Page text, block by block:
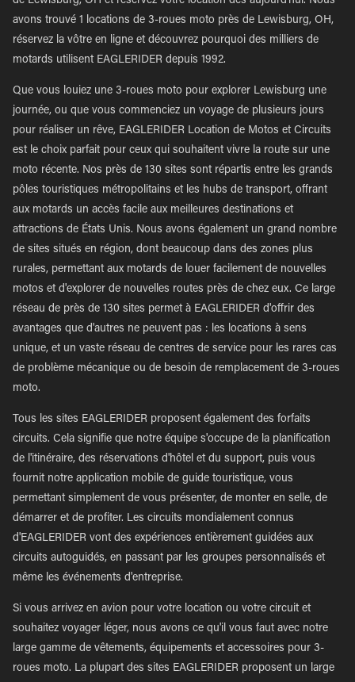
avons trouvé 1 locations de 3-roues moto près de Lewisburg, OH,
réservez la vôtre en ligne et découvrez pourquoi des milliers de
motards utilisent EAGLERIDER depuis 1992.
Que vous louiez une 3-roues moto pour explorer Lewisburg une
journée, ou que vous commenciez un voyage de plusieurs jours
pour réaliser un rêve, EAGLERIDER Location de Motos et Circuits
est le choix parfait pour ceux qui souhaitent vivre la route sur une
moto récente. Nos près de 130 sites sont répartis entre les grands
pôles touristiques métropolitains et les hubs de transport, offrant
aux motards un accès facile aux meilleures destinations et
attractions de États Unis. Nous avons également un grand nombre
de sites situés en région, dont beaucoup dans des zones plus
rurales, permettant aux motards de louer facilement de nouvelles
motos et d'explorer de nouvelles routes près de chez eux. Ce large
réseau de près de 130 sites permet à EAGLERIDER d'offrir des
avantages que d'autres ne peuvent pas : les locations à sens
unique, et un vaste réseau de centres de service pour les rares cas
de problème mécanique ou de besoin de remplacement de 3-roues
moto.
Tous les sites EAGLERIDER proposent également des forfaits
circuits. Cela signifie que notre équipe s'occupe de la planification
de l'itinéraire, des réservations d'hôtel et du support, puis vous
fournit notre application mobile de guide touristique, vous
permettant simplement de vous présenter, de monter en selle, de
démarrer et de profiter. Les circuits mondialement connus
d'EAGLERIDER vont des expériences entièrement guidées aux
circuits autoguidés, en passant par les groupes personnalisés et
même les événements d'entreprise.
Si vous arrivez en avion pour votre location ou votre circuit et
souhaitez voyager léger, nous avons ce qu'il vous faut avec notre
large gamme de vêtements, équipements et accessoires pour 3-
roues moto. La plupart des sites EAGLERIDER proposent un large